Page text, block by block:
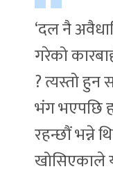
‘दल नै
गरेको
? त्यस्तो हुन
भंग भएपछि
रहन्छौं भन्ने
खोसिएकाले